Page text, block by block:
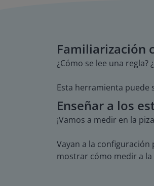
Familiarización
¿Cómo se lee una
Esta herramienta puede
Enseñar a los
¡Vamos a medir en la
Vayan a la
mostrar cómo medir a la